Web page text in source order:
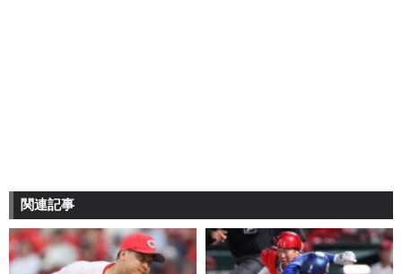
関連記事